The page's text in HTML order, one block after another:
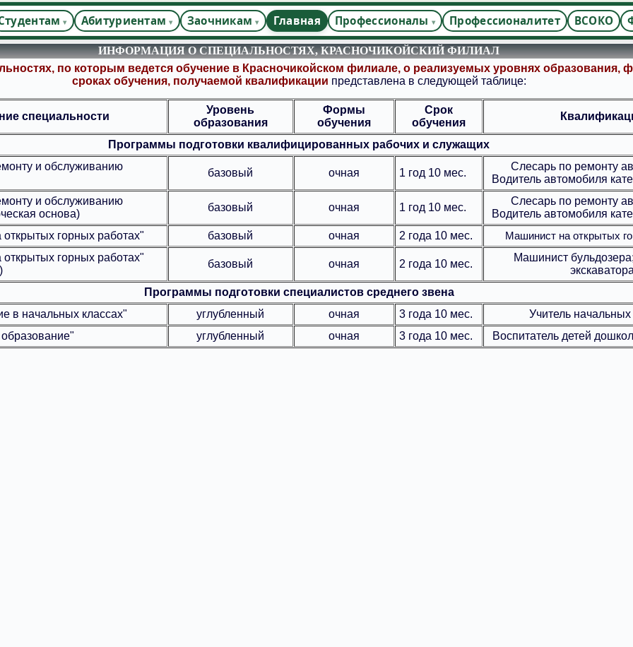
Абитуриентам Заочникам Главная Профессионалы Профессионалитет ВСОКО
ИНФОРМАЦИЯ О СПЕЦИАЛЬНОСТЯХ, КРАСНОЧИКОЙСКИЙ ФИЛИАЛ
по которым ведется обучение в Красночикойском филиале, о реализуемых уровнях образования,
сроках обучения, получаемой квалификации представлена в следующей таблице:
специальности
Уровень
образования
Формы
обучения
Срок
обучения
Программы подготовки квалифицированных рабочих и служащих
и обслуживанию
базовый очная 1 год 10 мес.
Слесарь по ремонту
Водитель автомобиля
и обслуживанию
основа)
базовый очная 1 год 10 мес.
Слесарь по ремонту
Водитель автомобиля
горных работах" базовый очная 2 года 10 мес. Машинист на открытых
горных работах"
базовый очная 2 года 10 мес.
Машинист
Программы подготовки специалистов среднего звена
в начальных классах" углубленный очная 3 года 10 мес.
Учитель начальных
углубленный очная 3 года 10 мес. Воспитатель детей